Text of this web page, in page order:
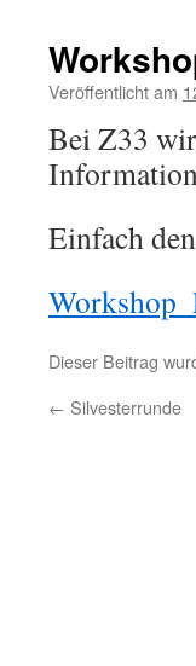
Veröffentlicht am
Bei Z33
Einfach
Dieser Beitrag
← Silvesterrunde